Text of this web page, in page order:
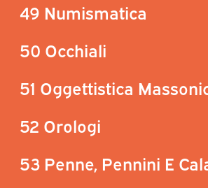
49 Numismatica
50 Occhiali
51 Oggettistica
52 Orologi
53 Penne, Pennini E